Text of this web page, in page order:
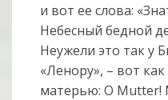
и вот ее слова:
Небесный бедной
Неужели это так у
«Ленору», – вот
матерью: О Mutter!